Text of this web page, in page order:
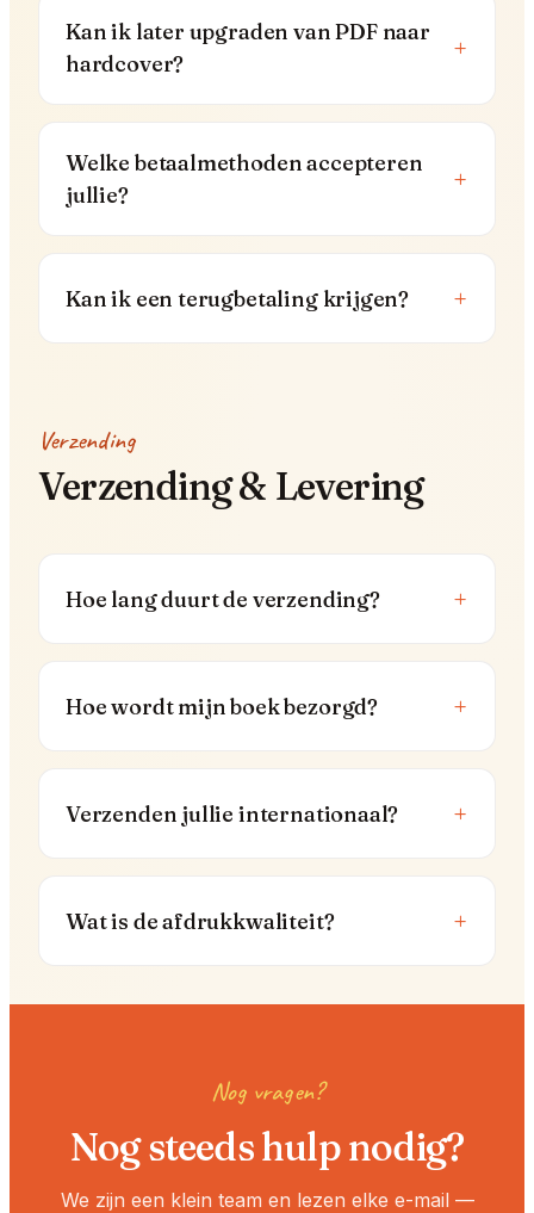
Kan ik later upgraden van PDF naar
hardcover?
+
Welke betaalmethoden accepteren
jullie?
+
Kan ik een terugbetaling krijgen? +
Verzending
Verzending & Levering
Hoe lang duurt de verzending? +
Hoe wordt mijn boek bezorgd? +
Verzenden jullie internationaal? +
Wat is de afdrukkwaliteit? +
Nog vragen?
Nog steeds hulp nodig?
We zijn een klein team en lezen elke e-mail —